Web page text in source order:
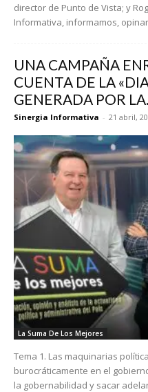
director de Punto de Vista; y
Informativa, informamos,
UNA CAMPAÑA
CUENTA DE LA
GENERADA POR
Sinergia Informativa - 21 abril,
La Suma De Los Mejores
Tema 1. Las maquinarias
burocráticamente en el
la gobernabilidad y sacar